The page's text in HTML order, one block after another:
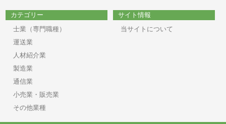
カテゴリー
士業（専門職種）
運送業
人材紹介業
製造業
通信業
小売業・販売業
その他業種
サイト情報
当サイトについて